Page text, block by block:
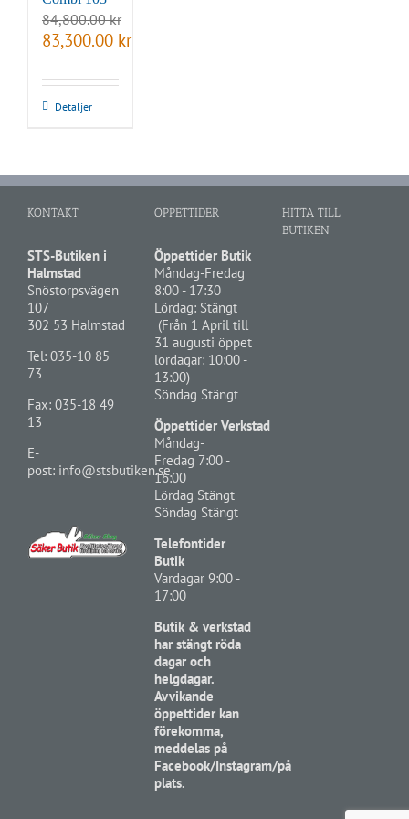
84,800.00kr
Det
ursprungliga
var:
84,800.00 kr.
83,300.00 krDet
Detaljer
KONTAKT
STS-Butiken i
Halmstad
Snöstorpsvägen
107
302 53 Halmstad
Tel: 035-10 85
73
Fax: 035-18 49
13
E-
post: info@stsbutiken.se
ÖPPETTIDER
Öppettider Butik
Måndag-Fredag
8:00 - 17:30
Lördag: Stängt
(Från 1 April till
31 augusti öppet
lördagar: 10:00 -
13:00)
Söndag Stängt
Öppettider Verkstad
Måndag-
Fredag 7:00 -
16:00
Lördag Stängt
Söndag Stängt
Telefontider
Butik
Vardagar 9:00 -
17:00
Butik & verkstad
har stängt röda
dagar och
helgdagar.
Avvikande
öppettider kan
förekomma,
meddelas på
Facebook/Instagram/på
plats.
HITTA TILL
BUTIKEN